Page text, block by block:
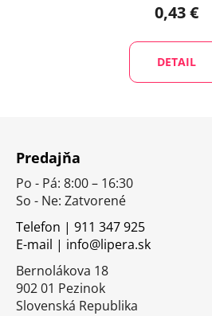
0,43 €
DETAIL
Predajňa
Po - Pá: 8:00 – 16:30
So - Ne: Zatvorené
Telefon | 911 347 925
E-mail | info@lipera.sk
Bernolákova 18
902 01 Pezinok
Slovenská Republika